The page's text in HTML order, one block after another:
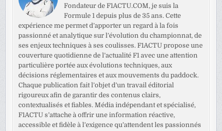
Fondateur de F1ACTU.COM, je suis la
Formule 1 depuis plus de 35 ans. Cette
expérience me permet d’apporter un regard à la fois
passionné et analytique sur l’évolution du championnat, de
ses enjeux techniques à ses coulisses. F1ACTU propose une
couverture quotidienne de l’actualité F1 avec une attention
particulière portée aux évolutions techniques, aux
décisions réglementaires et aux mouvements du paddock.
Chaque publication fait l’objet d’un travail éditorial
rigoureux afin de garantir des contenus clairs,
contextualisés et fiables. Média indépendant et spécialisé,
F1ACTU s’attache à offrir une information réactive,
accessible et fidèle à l’exigence qu’attendent les passionnés